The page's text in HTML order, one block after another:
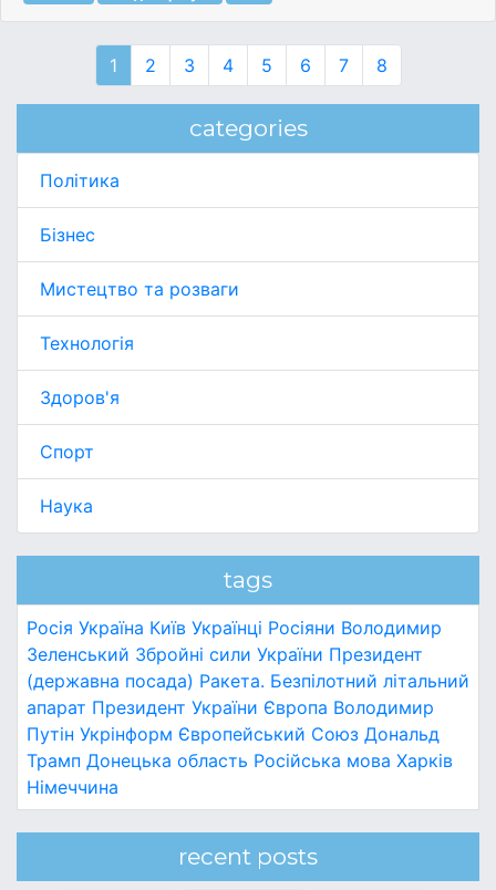
1 2 3 4 5 6 7 8
categories
Політика
Бізнес
Мистецтво та розваги
Технологія
Здоров'я
Спорт
Наука
tags
Росія Україна Київ Українці Росіяни Володимир
Зеленський Збройні сили України Президент
(державна посада) Ракета. Безпілотний літальний
апарат Президент України Європа Володимир
Путін Укрінформ Європейський Союз Дональд
Трамп Донецька область Російська мова Харків
Німеччина
recent posts